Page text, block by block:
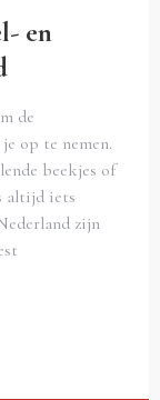
en
de
op te nemen.
beekjes of
altijd iets
zijn